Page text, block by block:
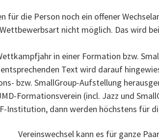
die Person noch ein offener
nicht möglich. Das wird
in einer Formation bzw.
Text wird darauf
bzw. SmallGroup-Aufstellung
Formationsverein (incl. Jazz und
Institution, dann werden höchstens für
Vereinswechsel kann es für ganze